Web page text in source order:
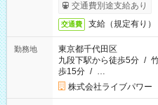
交通費別途支給あり
交通費 支給（規定有り）
勤務地
東京都千代田区
九段下駅から徒歩5分 /
歩15分 / …
株式会社ライブパワー